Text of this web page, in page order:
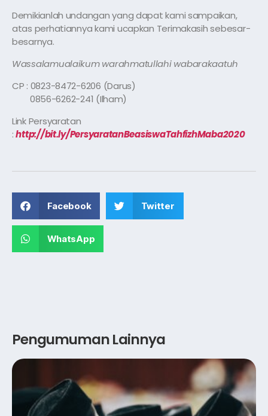
Demikianlah undangan yang dapat kami sampaikan,
atas perhatiannya kami ucapkan Terimakasih sebesar-
besarnya.
Wassalamualaikum warahmatullahi wabarakaatuh
CP : 0823-8472-6206 (Darus)
0856-6262-241 (Ilham)
Link Persyaratan
:http://bit.ly/PersyaratanBeasiswaTahfizhMaba2020
Facebook Twitter
WhatsApp
Pengumuman Lainnya